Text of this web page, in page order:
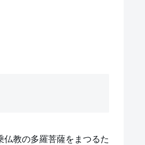
教の多羅菩薩をまつるた